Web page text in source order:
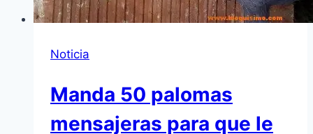
Noticia
Manda 50 palomas
mensajeras para que le